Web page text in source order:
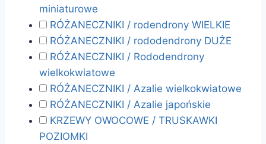
miniaturowe
RÓŻANECZNIKI / rodendrony WIELKIE
RÓŻANECZNIKI / rododendrony DUŻE
RÓŻANECZNIKI / Rododendrony
wielkokwiatowe
RÓŻANECZNIKI / Azalie wielkokwiatowe
RÓŻANECZNIKI / Azalie japońskie
KRZEWY OWOCOWE / TRUSKAWKI
POZIOMKI